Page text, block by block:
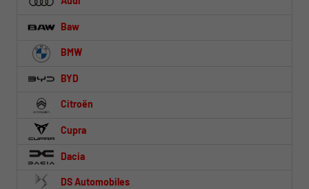
Baw
BMW
BYD
Citroën
Cupra
Dacia
DS Automobiles